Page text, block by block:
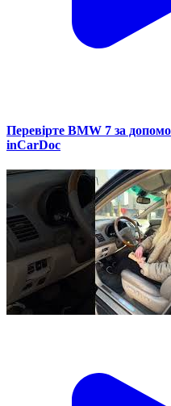
Перевірте BMW 7 за
inCarDoc